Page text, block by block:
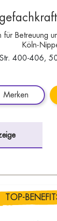
für Betreuung
Köln-
Str. 400-406,
Merken
TOP-